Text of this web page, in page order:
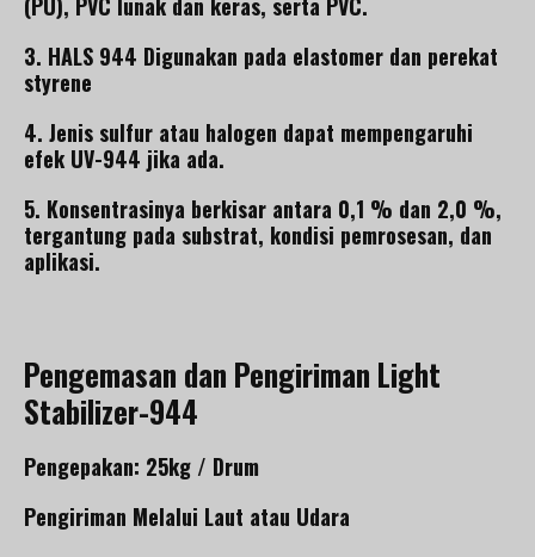
(PU), PVC lunak dan keras, serta PVC.
3. HALS 944 Digunakan pada elastomer dan perekat
styrene
4. Jenis sulfur atau halogen dapat mempengaruhi
efek UV-944 jika ada.
5. Konsentrasinya berkisar antara 0,1 % dan 2,0 %,
tergantung pada substrat, kondisi pemrosesan, dan
aplikasi.
Pengemasan dan Pengiriman Light
Stabilizer-944
Pengepakan: 25kg / Drum
Pengiriman Melalui Laut atau Udara